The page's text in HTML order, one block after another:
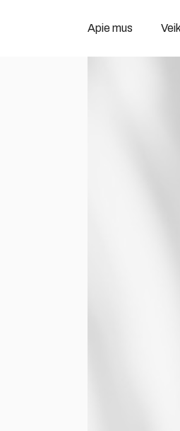
Apie mus